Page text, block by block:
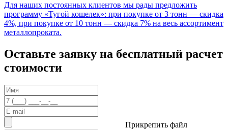
Для наших постоянных клиентов мы рады предложить
программу «Тугой кошелек»: при покупке от 3 тонн — скидка
4%, при покупке от 10 тонн — скидка 7% на весь ассортимент
металлопроката.
Оставьте заявку на бесплатный расчет
стоимости
Прикрепить файл